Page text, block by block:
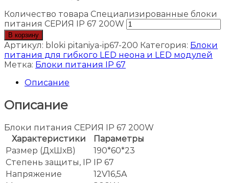
Количество товара Специализированные блоки
питания СЕРИЯ IP 67 200W
В корзину
Артикул: bloki pitaniya-ip67-200 Категория: Блоки
питания для гибкого LED неона и LED модулей
Метка: Блоки питания IP 67
Описание
Описание
Блоки питания СЕРИЯ IP 67 200W
Характеристики
Параметры
Размер (ДхШхВ)
190*60*23
Степень защиты, IP IP 67
Напряжение
12V16,5A